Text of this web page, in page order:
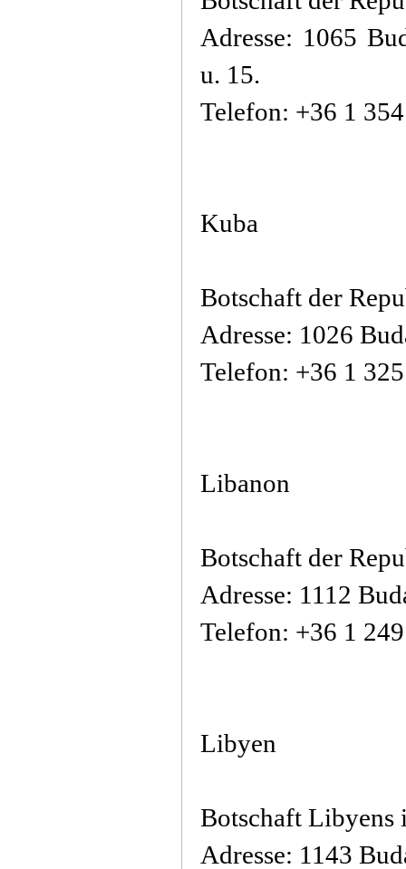
Adresse: 1065
u. 15.
Telefon: +36 1
Kuba
Botschaft der
Adresse: 1026
Telefon: +36 1
Libanon
Botschaft der
Adresse: 1112
Telefon: +36 1
Libyen
Botschaft Libyens
Adresse: 1143